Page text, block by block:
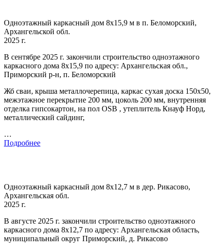
Одноэтажный каркасный дом 8х15,9 м в п. Беломорский,
Архангельской обл.
2025 г.
В сентябре 2025 г. закончили строительство одноэтажного
каркасного дома 8х15,9 по адресу: Архангельская обл.,
Приморский р-н, п. Беломорский
Жб сваи, крыша металлочерепица, каркас сухая доска 150х50,
межэтажное перекрытие 200 мм, цоколь 200 мм, внутренняя
отделка гипсокартон, на пол OSB , утеплитель Кнауф Норд,
металлический сайдинг,
…
Подробнее
Одноэтажный каркасный дом 8х12,7 м в дер. Рикасово,
Архангельская обл.
2025 г.
В августе 2025 г. закончили строительство одноэтажного
каркасного дома 8х12,7 по адресу: Архангельская область,
муниципальный округ Приморский, д. Рикасово